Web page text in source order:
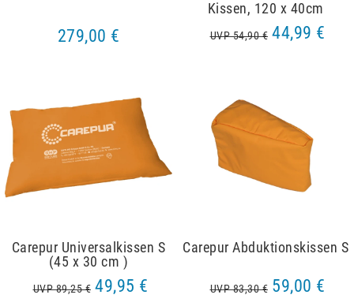
279,00 €
Kissen, 120 x 40cm
UVP 54,90 € 44,99 €
Carepur Universalkissen S
(45 x 30 cm )
UVP 89,25 € 49,95 €
Carepur Abduktionskissen S
UVP 83,30 € 59,00 €